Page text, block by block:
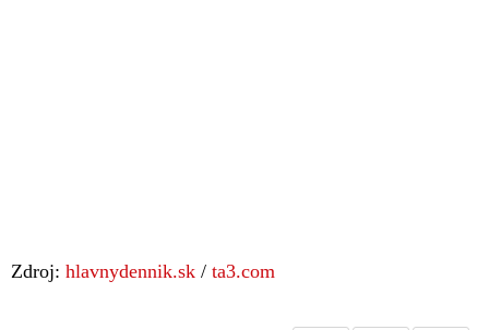
Zdroj: hlavnydennik.sk / ta3.com